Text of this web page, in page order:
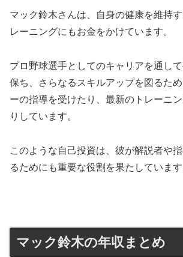
マック鈴木さんは、自身の健康を維持
レーニングにもお金をかけています。
プロ野球選手としてのキャリアを通し
保ち、さらなるスキルアップを図るた
ーの指導を受けたり、最新のトレーニ
りしています。
このような自己投資は、彼が解説者や
るためにも重要な役割を果たしています
マック鈴木の年収まとめ